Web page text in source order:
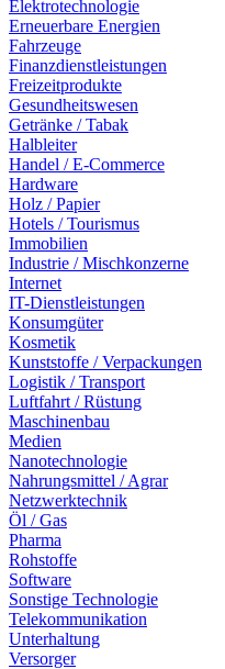
Elektrotechnologie
Erneuerbare Energien
Fahrzeuge
Finanzdienstleistungen
Freizeitprodukte
Gesundheitswesen
Getränke / Tabak
Halbleiter
Handel / E-Commerce
Hardware
Holz / Papier
Hotels / Tourismus
Immobilien
Industrie / Mischkonzerne
Internet
IT-Dienstleistungen
Konsumgüter
Kosmetik
Kunststoffe / Verpackungen
Logistik / Transport
Luftfahrt / Rüstung
Maschinenbau
Medien
Nanotechnologie
Nahrungsmittel / Agrar
Netzwerktechnik
Öl / Gas
Pharma
Rohstoffe
Software
Sonstige Technologie
Telekommunikation
Unterhaltung
Versorger